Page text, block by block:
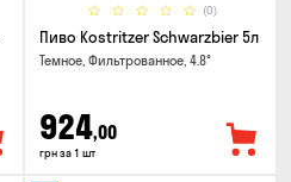
(0)
Пиво Kostritzer Schwarzbier 5л
Темное, Фильтрованное, 4.8°
924,00
грн за 1 шт